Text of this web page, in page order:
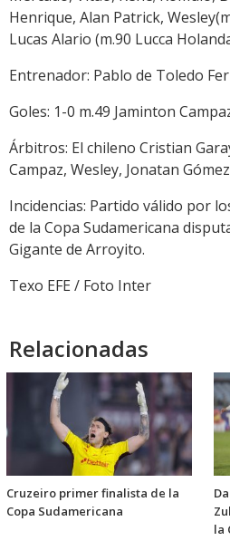
Henrique, Alan Patrick,
Lucas Alario (m.90 Lucca
Entrenador: Pablo de Toledo
Goles: 1-0 m.49 Jaminton
Árbitros: El chileno Cristian
Campaz, Wesley, Jonatan
Incidencias: Partido válido por
de la Copa Sudamericana
Gigante de Arroyito.
Texo EFE / Foto Inter
Relacionadas
Cruzeiro primer finalista de la
Copa Sudamericana
la